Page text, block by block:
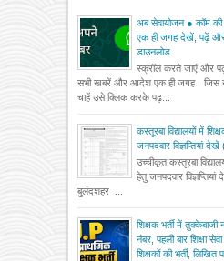
अब सेवायोजन ● कॉम
एक ही जगह देखें, पढ़ें
डाउनलोड
स्क्रॉल करते जाएं और
सभी खबरें और आदेश एक ही जगह। जिस
चाहें उसे क्लिक करके पढ़...
कस्तूरबा विद्यालयों में
जनपदवार विज्ञप्तियां
उच्चीकृत कस्तूरबा
हेतु जनपदवार
बुलंदशहर ...
शिक्षक भर्ती में
नंबर, पहली बार शिक्षा
शिक्षकों की भर्ती, लिखित